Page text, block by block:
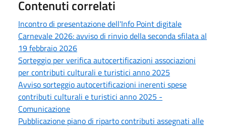
Contenuti correlati
Incontro di presentazione dell'Info Point digitale
Carnevale 2026: avviso di rinvio della seconda sfilata al
19 febbraio 2026
Sorteggio per verifica autocertificazioni associazioni
per contributi culturali e turistici anno 2025
Avviso sorteggio autocertificazioni inerenti spese
contributi culturali e turistici anno 2025 -
Comunicazione
Pubblicazione piano di riparto contributi assegnati alle